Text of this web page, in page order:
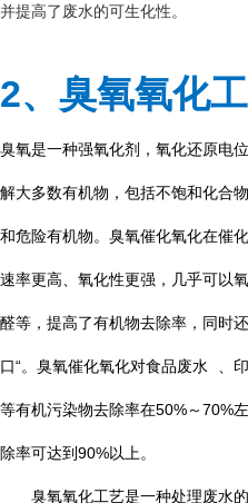
并提高了废水的可生化性。
2、臭氧氧化
臭氧是一种强氧化剂，氧化还原电位
解大多数有机物，包括不饱和化合
和危险有机物。臭氧催化氧化在催
速率更高、氧化性更强，几乎可以
醛等，提高了有机物去除率，同时
口“。臭氧催化氧化对食品废水 、
等有机污染物去除率在50%～70%
除率可达到90%以上。
臭氧氧化工艺是一种处理废水